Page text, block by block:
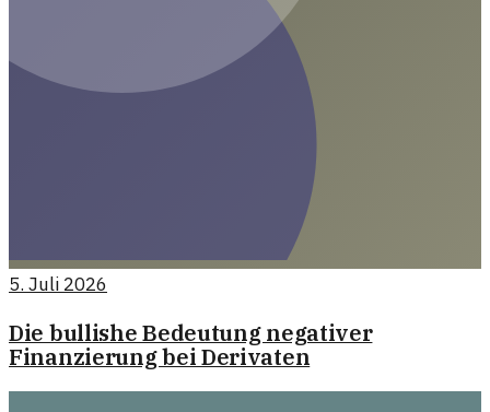
5. Juli 2026
Die bullishe Bedeutung negativer
Finanzierung bei Derivaten